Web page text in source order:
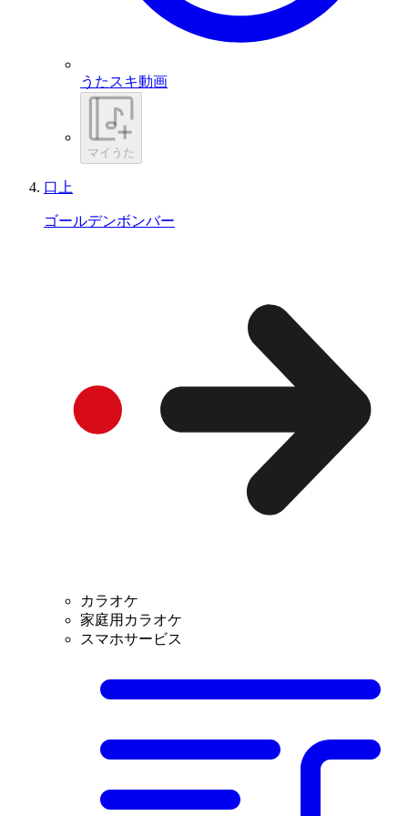
うたスキ動画
マイうた
口上
ゴールデンボンバー
カラオケ
家庭用カラオケ
スマホサービス